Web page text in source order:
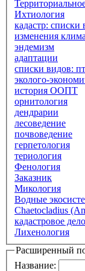
Ихтиология
кадастр: списки
изменения
эндемизм
адаптации
списки видов:
эколого-
история ООПТ
орнитология
дендрарии
лесоведение
почвоведение
герпетология
териология
Фенология
Заказник
Микология
Водные
Chaetocladius
кадастровое дело
Лихенология
Расширенный
Название: